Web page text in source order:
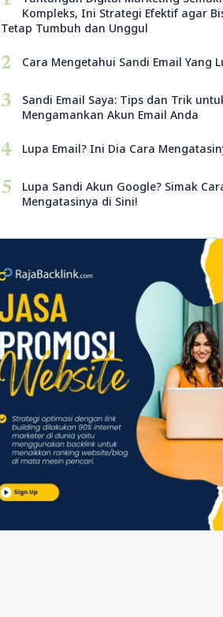
Kompleks, Ini Strategi Efektif agar
Tetap Tumbuh dan Unggul
2 Cara Mengetahui Sandi Email Yang
3
Sandi Email Saya: Tips dan Trik
Mengamankan Akun Email Anda
4 Lupa Email? Ini Dia Cara
5
Lupa Sandi Akun Google? Simak
Mengatasinya di Sini!